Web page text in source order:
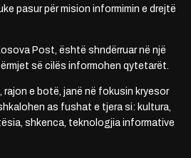
pasur për mision informimin e drejtë
Post, është shndërruar në një
së cilës informohen qytetarët.
rajon e botë, janë në fokusin kryesor
as fushat e tjera si: kultura,
shkenca, teknologjia informative